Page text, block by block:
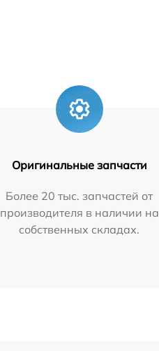
Оригинальные запчасти
Более 20 тыс. запчастей от
производителя в наличии на
собственных складах.